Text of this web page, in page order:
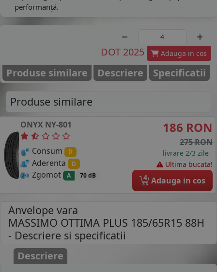
performanță.
DOT 2025 Adauga in cos
Produse similare Descriere Specificatii
Produse similare
ONYX NY-801
Consum D
Aderenta D
Zgomot A 70 dB
186 RON
275 RON
livrare 2/3 zile
Ultima bucata!
4 Adauga in cos
Anvelope vara
MASSIMO OTTIMA PLUS 185/65R15 88H
- Descriere si specificatii
Descriere